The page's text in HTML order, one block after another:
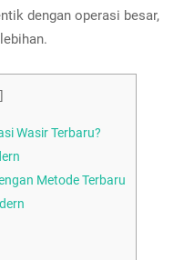
dengan operasi besar,
Wasir Terbaru?
Metode Terbaru